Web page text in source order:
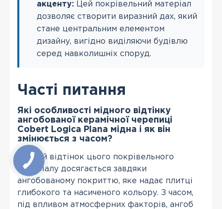
акценту: Цей покрівельний матеріал
дозволяє створити виразний дах, який
стане центральним елементом
дизайну, вигідно виділяючи будівлю
серед навколишніх споруд.
Часті питання
Які особливості мідного відтінку
ангобованої керамічної черепиці
Cobert Logica Plana мідна і як він
змінюється з часом?
Мідний відтінок цього покрівельного
матеріалу досягається завдяки
ангобованому покриттю, яке надає плитці
глибокого та насиченого кольору. З часом,
під впливом атмосферних факторів, ангоб